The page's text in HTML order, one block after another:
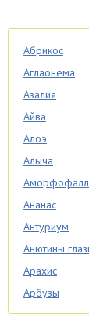
Абрикос
Аглаонема
Азалия
Айва
Алоэ
Алыча
Ананас
Антуриум
Анютины
Арахис
Арбузы
Аспарагус